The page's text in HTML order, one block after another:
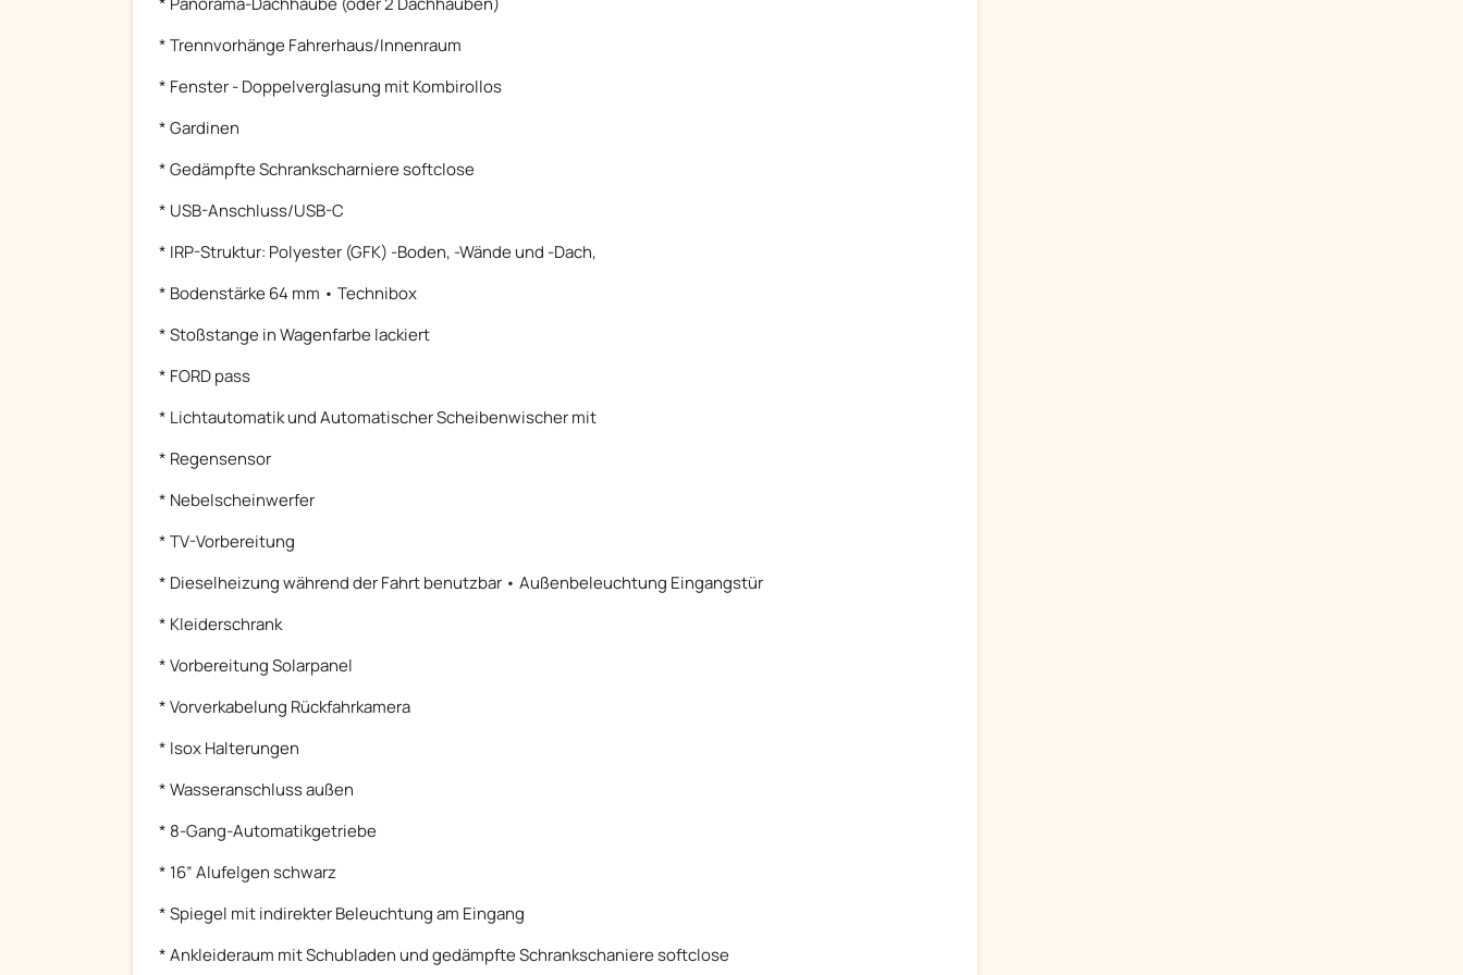
* Trennvorhänge Fahrerhaus/Innenraum
* Fenster - Doppelverglasung mit Kombirollos
* Gardinen
* Gedämpfte Schrankscharniere softclose
* USB-Anschluss/USB-C
* IRP-Struktur: Polyester (GFK) -Boden, -Wände und -Dach,
* Bodenstärke 64 mm • Technibox
* Stoßstange in Wagenfarbe lackiert
* FORD pass
* Lichtautomatik und Automatischer Scheibenwischer mit
* Regensensor
* Nebelscheinwerfer
* TV-Vorbereitung
* Dieselheizung während der Fahrt benutzbar • Außenbeleuchtung Eingangstür
* Kleiderschrank
* Vorbereitung Solarpanel
* Vorverkabelung Rückfahrkamera
* Isox Halterungen
* Wasseranschluss außen
* 8-Gang-Automatikgetriebe
* 16” Alufelgen schwarz
* Spiegel mit indirekter Beleuchtung am Eingang
* Ankleideraum mit Schubladen und gedämpfte Schrankschaniere softclose